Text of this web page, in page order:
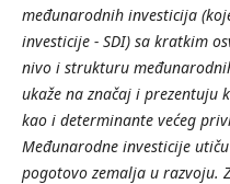
međunarodnih investicija
investicije - SDI) sa kratkim
nivo i strukturu
ukaže na značaj i prezentuju
kao i determinante većeg
Međunarodne investicije
pogotovo zemalja u razvoju.